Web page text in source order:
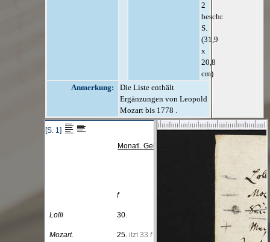
2
beschr.
S.
(31,9
x
20,8
cm)
Anmerkung:
Die Liste enthält
Ergänzungen von Leopold
Mozart bis 1778 .